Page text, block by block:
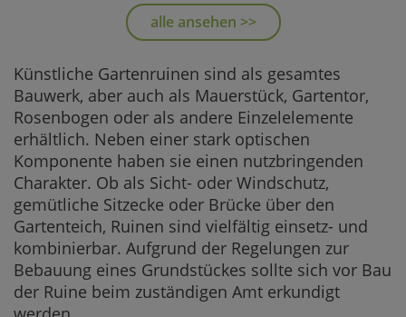
19.614,00 €
JETZT KAUFEN
alle ansehen >>
Künstliche Gartenruinen sind als gesamtes
Bauwerk, aber auch als Mauerstück, Gartentor,
Rosenbogen oder als andere Einzelelemente
erhältlich. Neben einer stark optischen
Komponente haben sie einen nutzbringenden
Charakter. Ob als Sicht- oder Windschutz,
gemütliche Sitzecke oder Brücke über den
Gartenteich, Ruinen sind vielfältig einsetz- und
kombinierbar. Aufgrund der Regelungen zur
Bebauung eines Grundstückes sollte sich vor Bau
der Ruine beim zuständigen Amt erkundigt